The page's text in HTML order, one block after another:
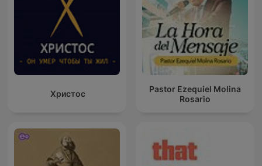
Христос
Pastor Ezequiel Molina
Rosario